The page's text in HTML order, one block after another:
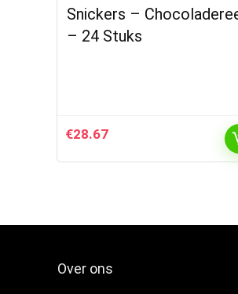
Snickers –
– 24 Stuks
€28.67
Over ons